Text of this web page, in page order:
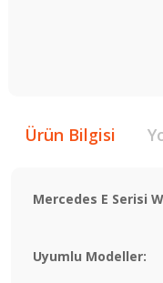
Ürün Bilgisi
Mercedes E Serisi
Uyumlu Modeller: